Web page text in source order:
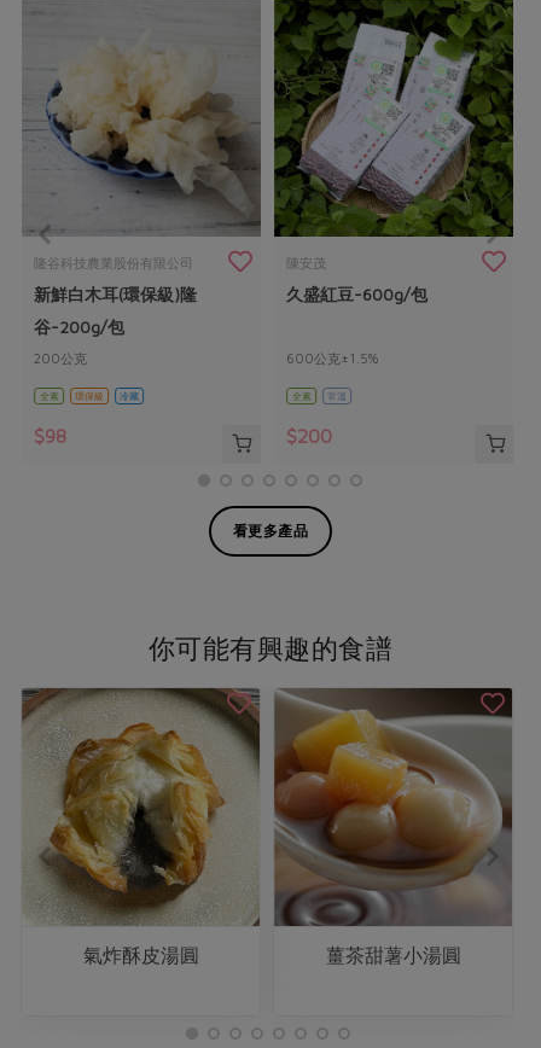
隆谷科技農業股份有限公司
新鮮白木耳(環保級)隆
谷-200g/包
200公克
全素 環保級 冷藏
$98
陳安茂
久盛紅豆-600g/包
600公克±1.5%
全素 常溫
$200
看更多產品
你可能有興趣的食譜
氣炸酥皮湯圓 薑茶甜薯小湯圓